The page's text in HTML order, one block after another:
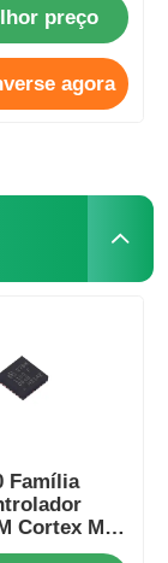
preço
agora
Família
Cortex M0